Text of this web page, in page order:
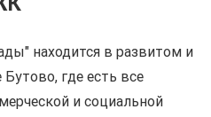
находится в развитом и
где есть все
и социальной